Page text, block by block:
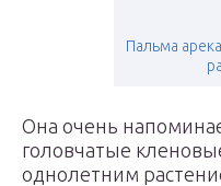
Пальма
Она очень
головчатые
однолетним